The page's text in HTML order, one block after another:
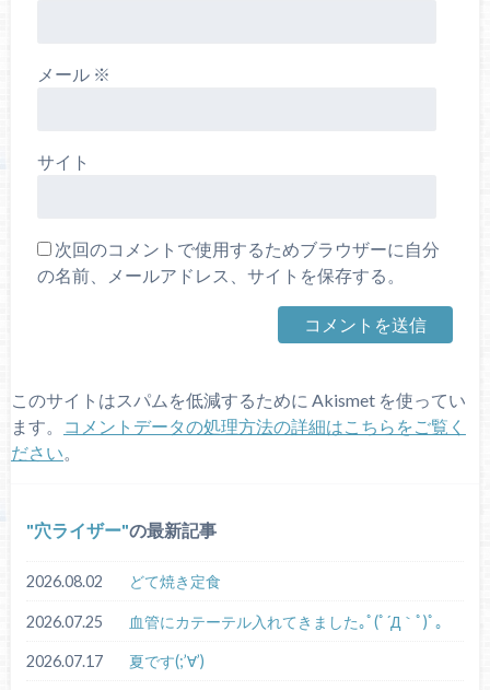
メール ※
サイト
次回のコメントで使用するためブラウザーに自分
の名前、メールアドレス、サイトを保存する。
このサイトはスパムを低減するために Akismet を使ってい
ます。
コメントデータの処理方法の詳細はこちらをご覧く
ださい
穴ライザー の最新記事
2026.08.02 どて焼き定食
2026.07.25 血管にカテーテル入れてきました｡ﾟ(ﾟ´Д｀ﾟ)ﾟ｡
2026.07.17 夏です(;’∀’)